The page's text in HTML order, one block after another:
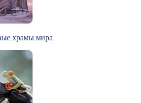
храмы мира